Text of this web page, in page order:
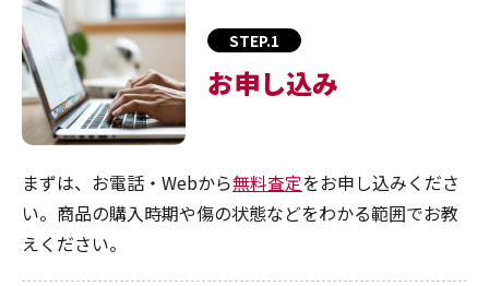
STEP.1
お申し込み
まずは、お電話・Webから無料査定をお申し込みくださ
い。商品の購入時期や傷の状態などをわかる範囲でお教
えください。